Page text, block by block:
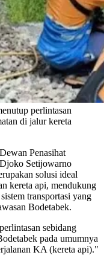
perlintasan
di jalur kereta
Penasihat
Setijowarno
solusi ideal
kereta api, mendukung
transportasi yang
Bodetabek.
sebidang
pada umumnya
KA (kereta api)."